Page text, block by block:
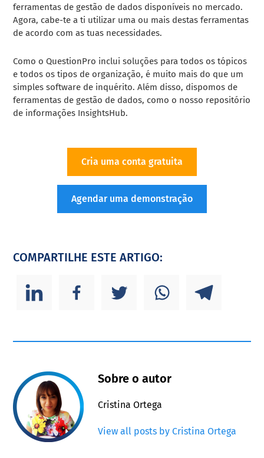
ferramentas de gestão de dados disponíveis no mercado.
Agora, cabe-te a ti utilizar uma ou mais destas ferramentas
de acordo com as tuas necessidades.
Como o QuestionPro inclui soluções para todos os tópicos
e todos os tipos de organização, é muito mais do que um
simples software de inquérito. Além disso, dispomos de
ferramentas de gestão de dados, como o nosso repositório
de informações InsightsHub.
Cria uma conta gratuita
Agendar uma demonstração
COMPARTILHE ESTE ARTIGO:
Sobre o autor
Cristina Ortega
View all posts by Cristina Ortega